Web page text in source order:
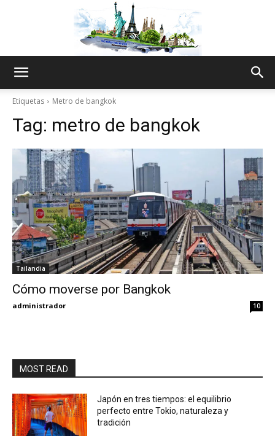
Thru
My
Etiquetas Metro de bangkok
Tag: metro de bangkok
Tailandia
Cómo moverse por Bangkok
administrador 10
MOST READ
Japón en tres tiempos: el equilibrio
perfecto entre Tokio, naturaleza y
tradición